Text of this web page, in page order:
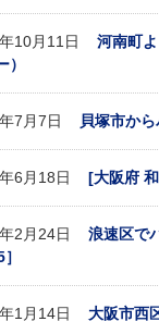
10月11日 河南町
）
7月7日 貝塚市か
6月18日 [大阪府
2月24日 浪速区で
1月14日 大阪市西